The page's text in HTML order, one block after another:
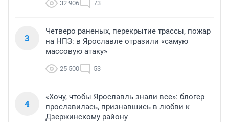
32 906 73
3
Четверо раненых, перекрытие трассы, пожар
на НПЗ: в Ярославле отразили «самую
массовую атаку»
25 500 53
4
«Хочу, чтобы Ярославль знали все»: блогер
прославилась, признавшись в любви к
Дзержинскому району